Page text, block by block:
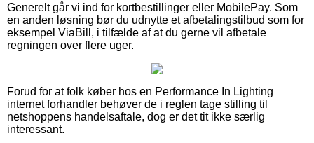
Generelt går vi ind for kortbestillinger eller MobilePay. Som
en anden løsning bør du udnytte et afbetalingstilbud som for
eksempel ViaBill, i tilfælde af at du gerne vil afbetale
regningen over flere uger.
Forud for at folk køber hos en Performance In Lighting
internet forhandler behøver de i reglen tage stilling til
netshoppens handelsaftale, dog er det tit ikke særlig
interessant.